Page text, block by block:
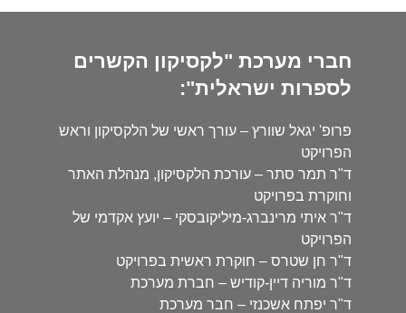
חברי מערכת "לקסיקון הקשרים
לספרות ישראלית":
פרופ' יגאל שוורץ – עורך ראשי של הלקסיקון וראש
הפרויקט
ד"ר תמר סתר – עורכת הלקסיקון, מנהלת האתר
וחוקרת בפרויקט
ד"ר איתי מרינברג-מיליקובסקי – יועץ אקדמי של
הפרויקט
ד"ר חן שטרס – חוקרת ראשית בפרויקט
ד"ר מוריה דיין-קודיש – חברת מערכת
ד"ר יפתח אשכנזי – חבר מערכת